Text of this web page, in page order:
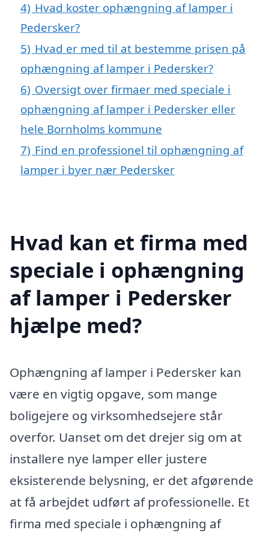
4) Hvad koster ophængning af lamper i
Pedersker?
5) Hvad er med til at bestemme prisen på
ophængning af lamper i Pedersker?
6) Oversigt over firmaer med speciale i
ophængning af lamper i Pedersker eller
hele Bornholms kommune
7) Find en professionel til ophængning af
lamper i byer nær Pedersker
Hvad kan et firma med
speciale i ophængning
af lamper i Pedersker
hjælpe med?
Ophængning af lamper i Pedersker kan
være en vigtig opgave, som mange
boligejere og virksomhedsejere står
overfor. Uanset om det drejer sig om at
installere nye lamper eller justere
eksisterende belysning, er det afgørende
at få arbejdet udført af professionelle. Et
firma med speciale i ophængning af